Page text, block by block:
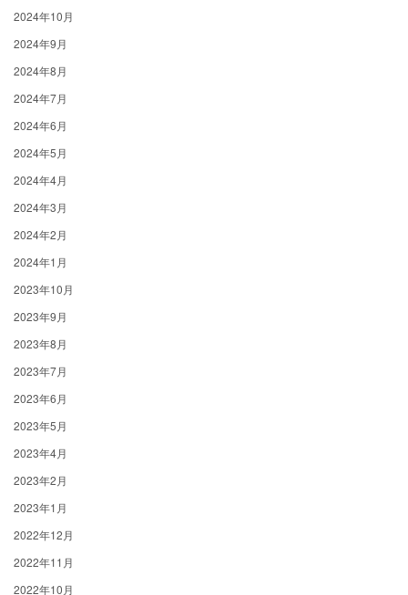
2024年10月
2024年9月
2024年8月
2024年7月
2024年6月
2024年5月
2024年4月
2024年3月
2024年2月
2024年1月
2023年10月
2023年9月
2023年8月
2023年7月
2023年6月
2023年5月
2023年4月
2023年2月
2023年1月
2022年12月
2022年11月
2022年10月